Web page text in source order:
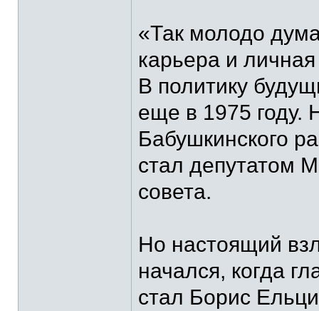
«Так молодо
карьера и
В политику
еще в 1975 году.
Бабушкинского
стал депутатом
совета.
Но настоящий
начался, когда
стал Борис